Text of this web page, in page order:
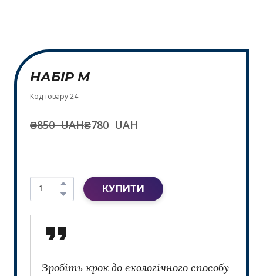
НАБІР М
Код товару 24
₴850  UAH₴780  UAH
КУПИТИ
Зробіть крок до екологічного способу